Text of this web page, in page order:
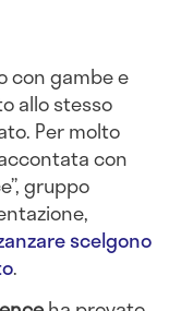
con gambe e
allo stesso
Per molto
con
gruppo
scelgono
.